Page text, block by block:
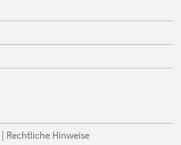
| Rechtliche Hinweise